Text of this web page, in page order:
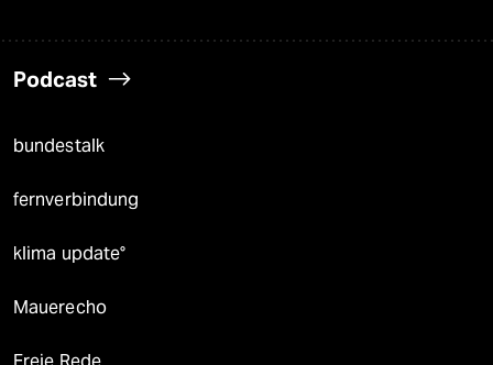
Podcast
bundestalk
fernverbindung
klima update°
Mauerecho